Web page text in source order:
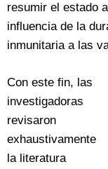
resumir el estado
influencia de la
inmunitaria a las
Con este fin, las
investigadoras
revisaron
exhaustivamente
la literatura